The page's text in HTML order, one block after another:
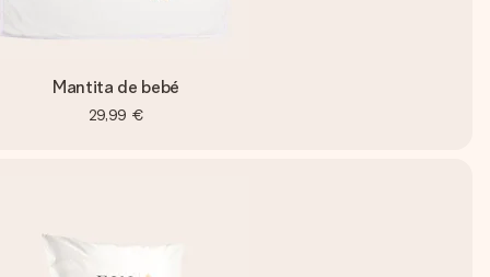
Mantita de bebé
29,99 €